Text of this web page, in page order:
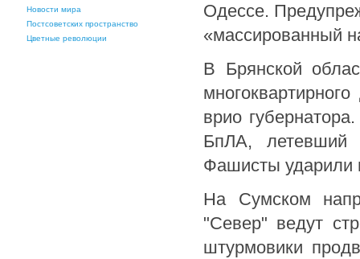
Новости мира
Постсоветских пространство
Цветные революции
Одессе.
«массированный
В Брянской
врио
БпЛА, летевший
Фашисты ударили
На Сумском
"Север" ведут
штурмовики